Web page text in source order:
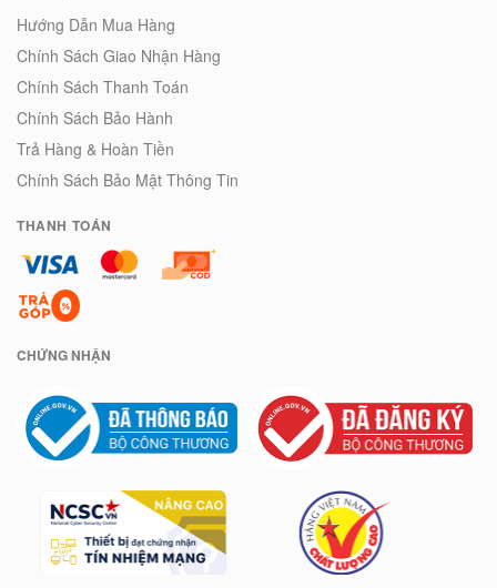
Hướng Dẫn Mua Hàng
Chính Sách Giao Nhận Hàng
Chính Sách Thanh Toán
Chính Sách Bảo Hành
Trả Hàng & Hoàn Tiền
Chính Sách Bảo Mật Thông Tin
THANH TOÁN
CHỨNG NHẬN